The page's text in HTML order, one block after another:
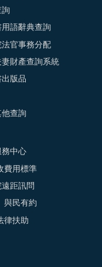
詢
語辭典查詢
官事務分配
財產查詢系統
出版品
他查詢
務中心
費用標準
距訊問
與民有約
律扶助